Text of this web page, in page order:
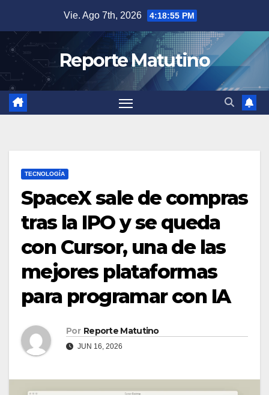
contenido
Vie. Ago 7th, 2026 4:18:56 PM
Reporte Matutino
TECNOLOGÍA
SpaceX sale de compras
tras la IPO y se queda
con Cursor, una de las
mejores plataformas
para programar con IA
Por Reporte Matutino
JUN 16, 2026